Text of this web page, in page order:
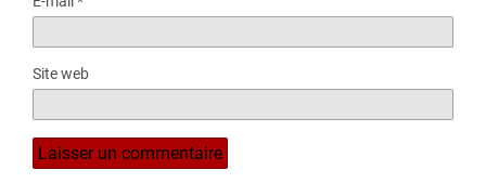
Site web